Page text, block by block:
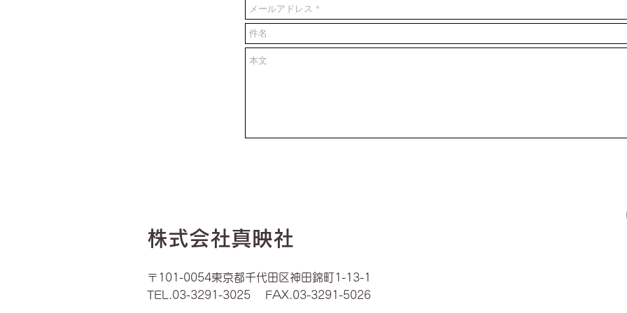
​株式会社真映社
〒101-0054東京都千代田区神田錦町1-13-1
TEL. 03-3291-3025 FAX. 03-3291-5026